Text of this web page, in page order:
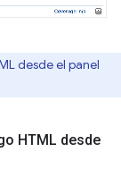
desde el panel
HTML desde